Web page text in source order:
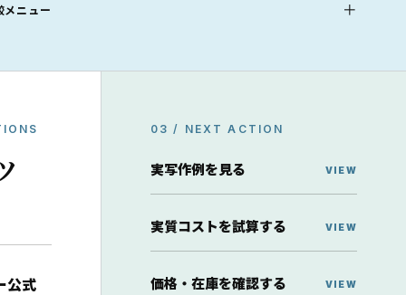
メニュー
公式
03 / NEXT ACTION
実写作例を見る
実質コストを試算する
価格・在庫を確認する